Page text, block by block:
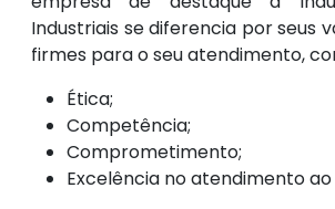
Industriais se diferencia por seus
firmes para o seu atendimento,
Ética;
Competência;
Comprometimento;
Excelência no atendimento